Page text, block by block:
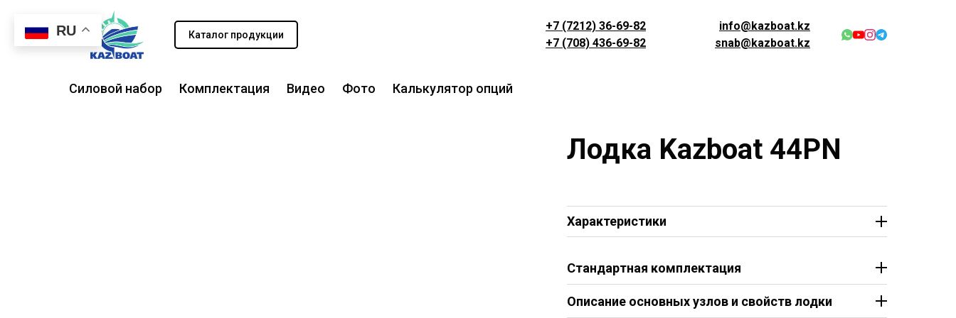
Каталог продукции
+7 (7212) 36-69-82
+7 (708) 436-69-82
info@kazboat.kz
snab@kazboat.kz
Силовой набор Комплектация Видео Фото Калькулятор опций
Лодка Kazboat 44PN
Характеристики
Стандартная комплектация
Алюминиевые ручки 4шт.
Передние сиденье на всю ширину лодки 1шт.
Описание основных узлов и свойств лодки
RU